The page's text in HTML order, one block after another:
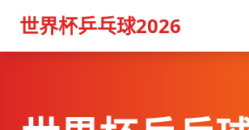
世界杯乒乓球2026